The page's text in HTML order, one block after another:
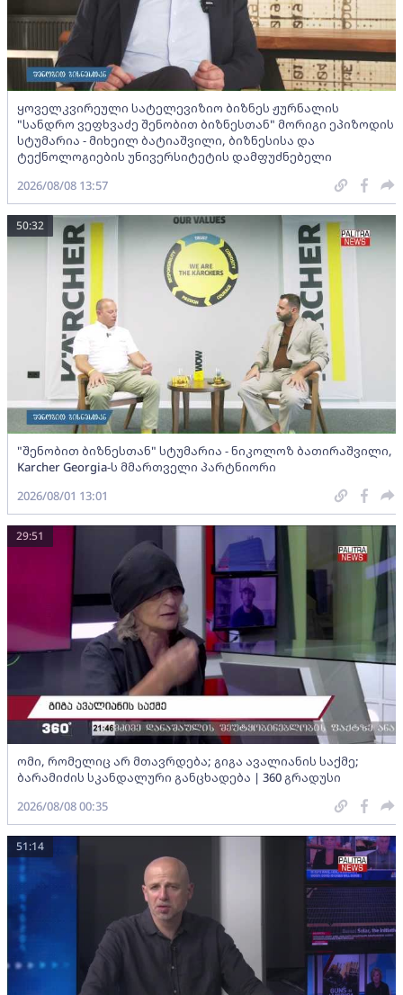
ყოველკვირეული სატელევიზიო ბიზნეს ჟურნალის
"სანდრო ვეფხვაძე შენობით ბიზნესთან" მორიგი ეპიზოდის
სტუმარია - მიხეილ ბატიაშვილი, ბიზნესისა და
ტექნოლოგიების უნივერსიტეტის დამფუძნებელი
2026/08/08 13:57
"შენობით ბიზნესთან" სტუმარია - ნიკოლოზ ბათირაშვილი,
Karcher Georgia-ს მმართველი პარტნიორი
50:32
2026/08/01 13:01
ომი, რომელიც არ მთავრდება; გიგა ავალიანის საქმე;
ბარამიძის სკანდალური განცხადება | 360 გრადუსი
29:51
2026/08/08 00:35
51:14